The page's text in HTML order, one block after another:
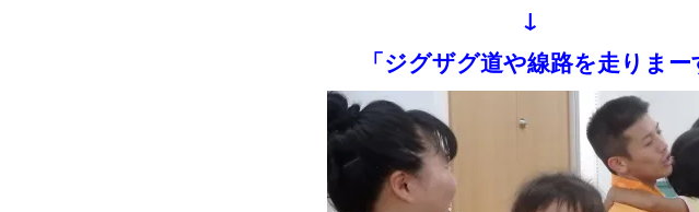
↓
「ジグザグ道や線路を走りまー